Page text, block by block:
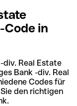
Code in
div. Real Estate
Bank -div. Real
Codes für
den richtigen